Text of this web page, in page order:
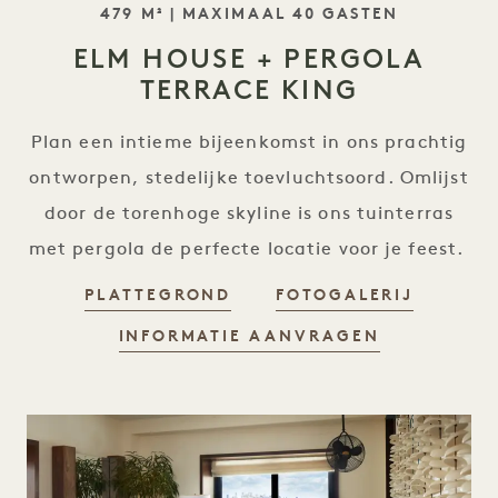
SLOGAN
479 M² | MAXIMAAL 40 GASTEN
ELM HOUSE + PERGOLA
TERRACE KING
Plan een intieme bijeenkomst in ons prachtig
ontworpen, stedelijke toevluchtsoord. Omlijst
door de torenhoge skyline is ons tuinterras
met pergola de perfecte locatie voor je feest.
PLATTEGROND ELM HOUSE + PERGOLA
FOTOGALERIJ
INFORMATIE AANVRAGEN